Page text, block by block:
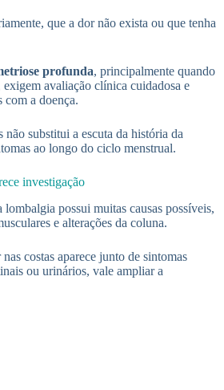
que a dor não exista ou que tenha
profunda, principalmente quando
avaliação clínica cuidadosa e
a doença.
não substitui a escuta da história da
ao longo do ciclo menstrual.
investigação
possui muitas causas possíveis,
e alterações da coluna.
costas aparece junto de sintomas
ou urinários, vale ampliar a